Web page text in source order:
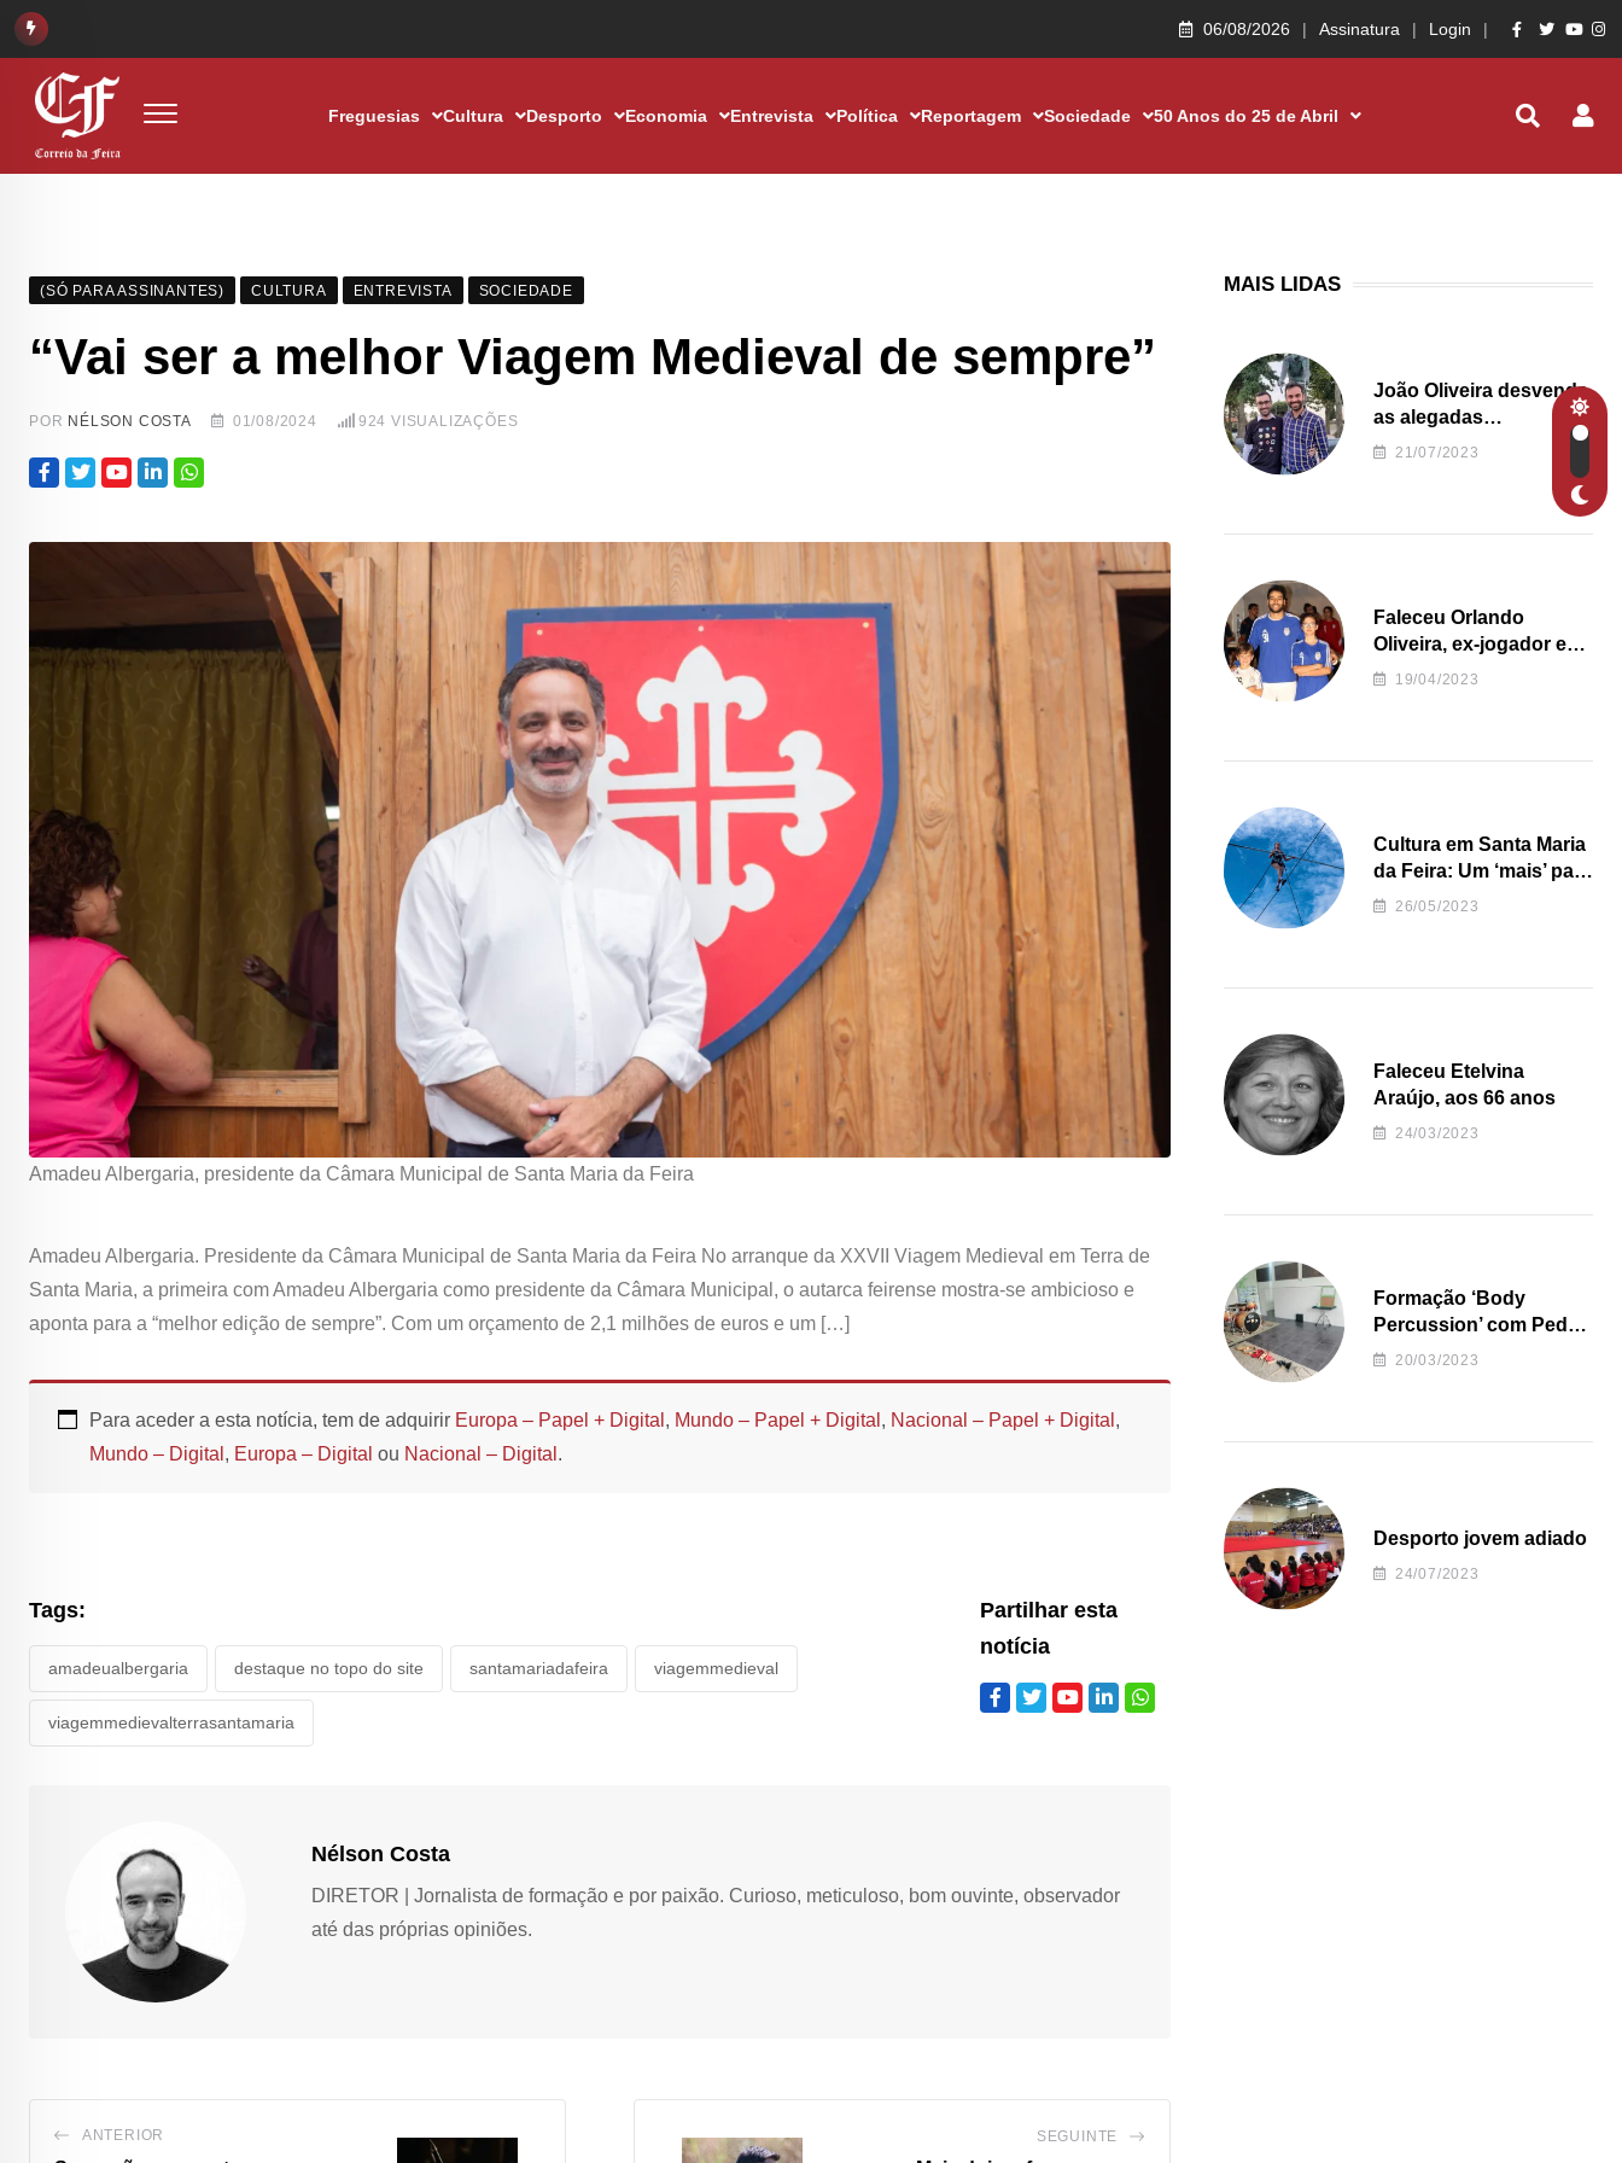
06/08/2026 Assinatura Login
Freguesias Cultura Desporto Economia Entrevista Política Reportagem Sociedade 50 Anos do 25 de Abril
(SÓ PARA ASSINANTES) CULTURA ENTREVISTA SOCIEDADE
“Vai ser a melhor Viagem Medieval de sempre”
POR NÉLSON COSTA 01/08/2024 924 VISUALIZAÇÕES
Amadeu Albergaria, presidente da Câmara Municipal de Santa Maria da Feira
Amadeu Albergaria. Presidente da Câmara Municipal de Santa Maria da Feira No arranque da XXVII Viagem Medieval em Terra de
Santa Maria, a primeira com Amadeu Albergaria como presidente da Câmara Municipal, o autarca feirense mostra-se ambicioso e
aponta para a “melhor edição de sempre”. Com um orçamento de 2,1 milhões de euros e um […]
Para aceder a esta notícia, tem de adquirir Europa – Papel + Digital , Mundo – Papel + Digital , Nacional – Papel + Digital ,
Mundo – Digital , Europa – Digital ou Nacional – Digital .
Tags:
amadeualbergaria destaque no topo do site santamariadafeira viagemmedieval
viagemmedievalterrasantamaria
Partilhar esta
notícia
Nélson Costa
DIRETOR | Jornalista de formação e por paixão. Curioso, meticuloso, bom ouvinte, observador
até das próprias opiniões.
ANTERIOR SEGUINTE
MAIS LIDAS
João Oliveira desvenda
as alegadas
irregularidades da
Junta de Freguesia S.
21/07/2023
Faleceu Orlando
Oliveira, ex-jogador e
treinador da formação
19/04/2023
Cultura em Santa Maria
da Feira: Um ‘mais’ para
o Concelho
26/05/2023
Faleceu Etelvina
Araújo, aos 66 anos
24/03/2023
Formação ‘Body
Percussion’ com Pedro
Almeida
20/03/2023
Desporto jovem adiado
24/07/2023